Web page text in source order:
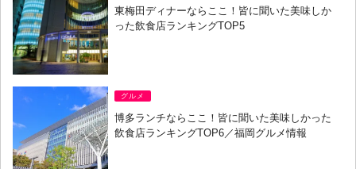
東梅田ディナーならここ！皆に聞いた美味しか
った飲食店ランキングTOP5
グルメ
博多ランチならここ！皆に聞いた美味しかった
飲食店ランキングTOP6／福岡グルメ情報